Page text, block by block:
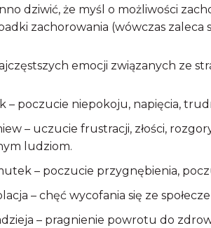
dziwić, że myśl o możliwości
zachorowania (wówczas zaleca
emocji związanych ze
– poczucie niepokoju, napięcia,
– uczucie frustracji, złości,
ludziom.
– poczucie przygnębienia,
– chęć wycofania się ze
– pragnienie powrotu do